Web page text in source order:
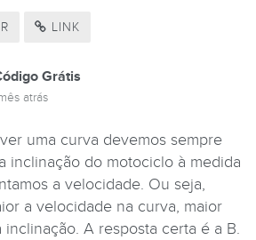
LINK
Grátis
atrás
uma curva devemos sempre
inclinação do motociclo à medida
a velocidade. Ou seja,
a velocidade na curva, maior
inclinação. A resposta certa é a B.